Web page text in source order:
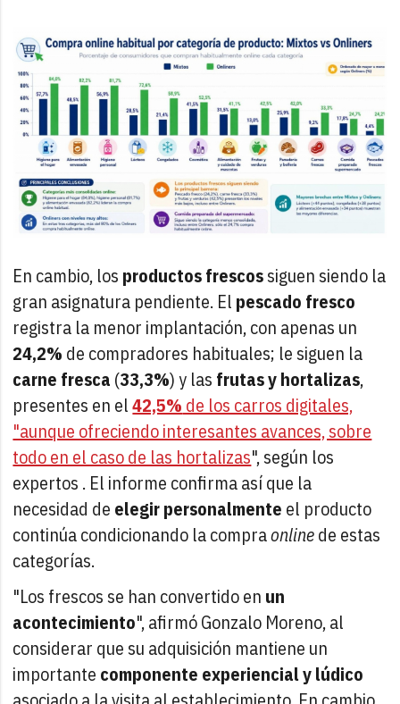
En cambio, los productos frescossiguen siendo la
gran asignatura pendiente. El pescado fresco
registra la menor implantación, con apenas un
24,2% de compradores habituales; le siguen la
carne fresca (33,3%) y las frutas y hortalizas,
presentes en el42,5% de los carros digitales,
"aunque ofreciendo interesantes avances, sobre
todo en el caso de las hortalizas", según los
expertos . El informe confirma así que la
necesidad de elegir personalmente el producto
continúa condicionando la compraonlinede estas
categorías.
"Los frescos se han convertido en un
acontecimiento", afirmó Gonzalo Moreno, al
considerar que su adquisición mantiene un
importante componente experiencial y lúdico